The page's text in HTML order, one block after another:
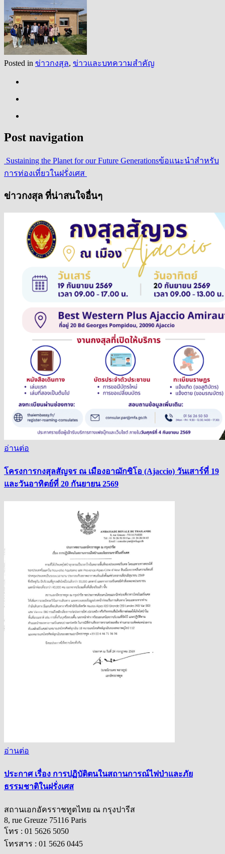
Posted in ข่าวกงสุล, ข่าวและบทความสำคัญ
Post navigation
Sustaining the Planet for our Future Generationsข้อแนะนำสำหรับ
การท่องเที่ยวในฝรั่งเศส
ข่าวกงสุล ที่น่าสนใจอื่นๆ
อ่านต่อ
โครงการกงสุลสัญจร ณ เมืองอาฌักซิโอ (Ajaccio) วันเสาร์ที่ 19
และวันอาทิตย์ที่ 20 กันยายน 2569
อ่านต่อ
ประกาศ เรื่อง การปฏิบัติตนในสถานการณ์ไฟป่าและภัย
ธรรมชาติในฝรั่งเศส
สถานเอกอัครราชทูตไทย ณ กรุงปารีส
8, rue Greuze 75116 Paris
โทร : 01 5626 5050
โทรสาร : 01 5626 0445